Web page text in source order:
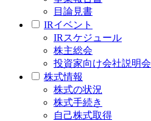
目論見書
IRイベント
IRスケジュール
株主総会
投資家向け会社説明会
株式情報
株式の状況
株式手続き
自己株式取得